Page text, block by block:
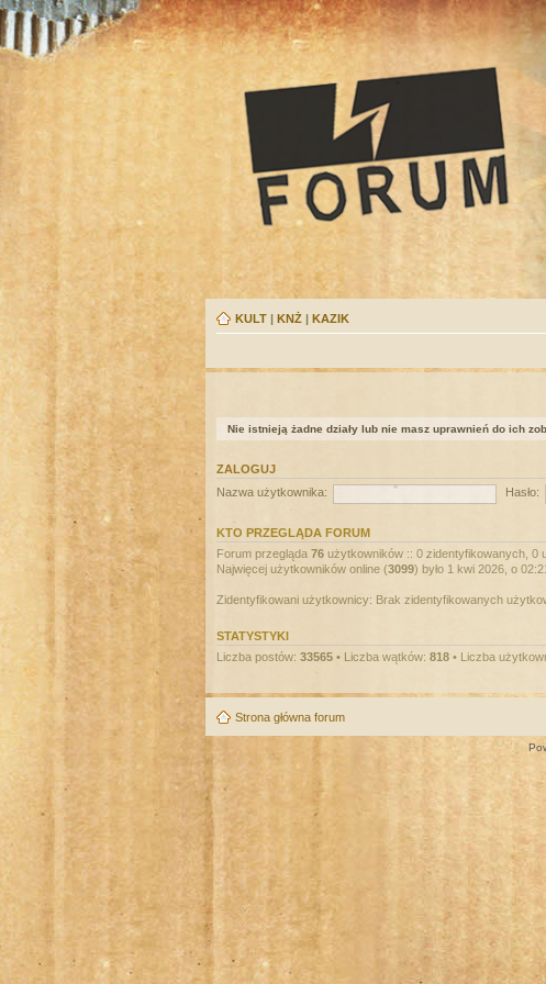
KULT | KNŻ | KAZIK
Nie istnieją żadne działy lub nie masz uprawnień do ich
ZALOGUJ
Nazwa użytkownika:
Hasło:
KTO PRZEGLĄDA FORUM
Forum przegląda 76 użytkowników :: 0 zidentyfikowanych, 0
Najwięcej użytkowników online (3099) było 1 kwi 2026, o
Zidentyfikowani użytkownicy: Brak zidentyfikowanych
STATYSTYKI
Liczba postów: 33565 • Liczba wątków: 818 • Liczba
Strona główna forum